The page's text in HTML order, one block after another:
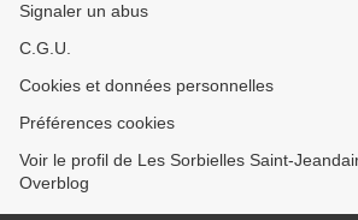
Signaler un abus
C.G.U.
Cookies et données personnelles
Préférences cookies
Voir le profil de Les Sorbielles Saint-
Overblog